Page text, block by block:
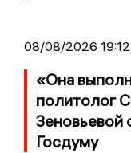
08/08/2026 19:12
«Она
политолог
Зеновьевой
Госдуму